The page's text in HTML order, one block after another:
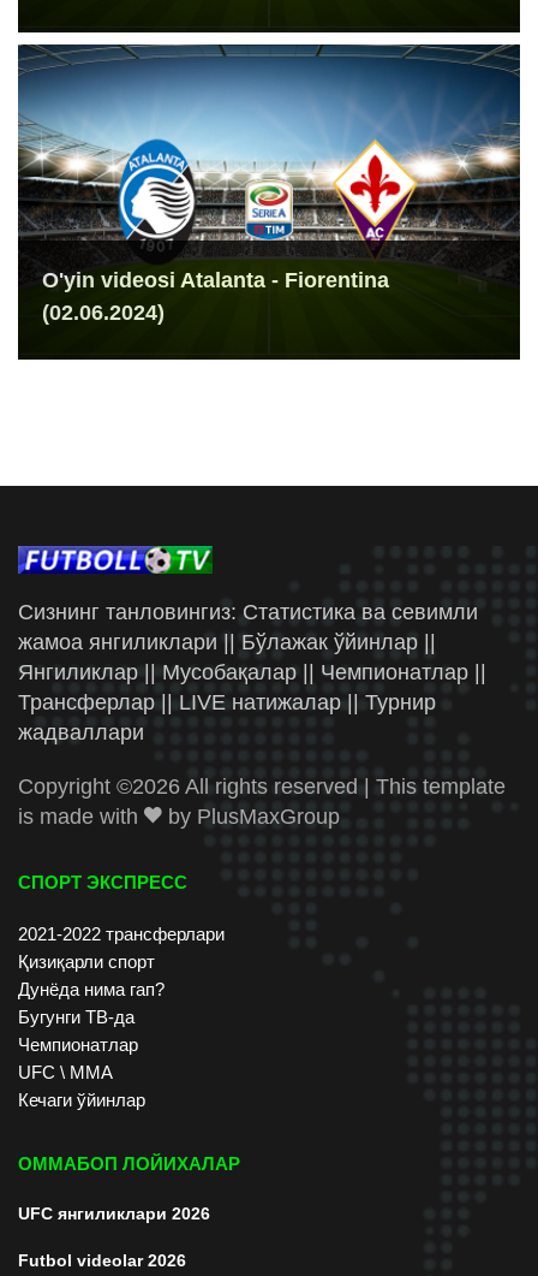
O'yin videosi Atalanta - Fiorentina
(02.06.2024)
Сизнинг танловингиз: Статистика ва севимли
жамоа янгиликлари || Бўлажак ўйинлар ||
Янгиликлар || Мусобақалар || Чемпионатлар ||
Трансферлар || LIVE натижалар || Турнир
жадваллари
Copyright ©2026 All rights reserved | This template
is made with
by PlusMaxGroup
СПОРТ ЭКСПРЕСС
2021-2022 трансферлари
Қизиқарли спорт
Дунёда нима гап?
Бугунги ТВ-да
Чемпионатлар
UFC \ ММА
Кечаги ўйинлар
ОММАБОП ЛОЙИХАЛАР
UFC янгиликлари 2026
Futbol videolar 2026